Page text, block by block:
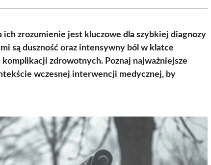
(Twitter)
zrozumienie jest kluczowe dla szybkiej diagnozy
są duszność oraz intensywny ból w klatce
zdrowotnych. Poznaj najważniejsze
wczesnej interwencji medycznej, by